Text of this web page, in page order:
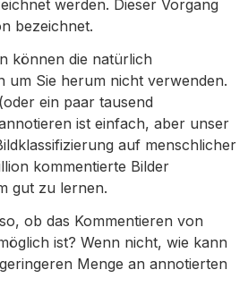
werden. Dieser Vorgang
bezeichnet.
können die natürlich
um Sie herum nicht verwenden.
ein paar tausend
ist einfach, aber unser
auf menschlicher
kommentierte Bilder
gut zu lernen.
ob das Kommentieren von
ist? Wenn nicht, wie kann
Menge an annotierten